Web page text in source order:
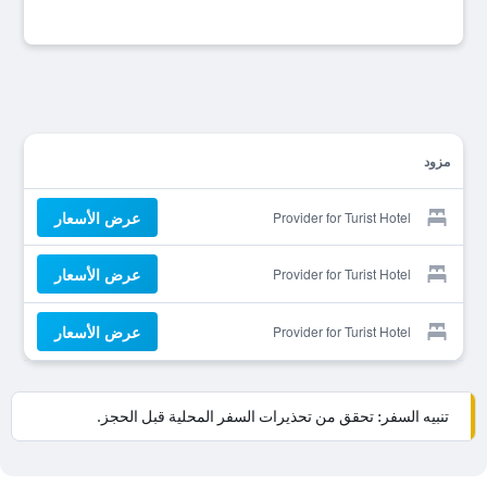
مزود
Provider for Turist Hotel عرض الأسعار
Provider for Turist Hotel عرض الأسعار
Provider for Turist Hotel عرض الأسعار
تنبيه السفر: تحقق من تحذيرات السفر المحلية قبل الحجز.